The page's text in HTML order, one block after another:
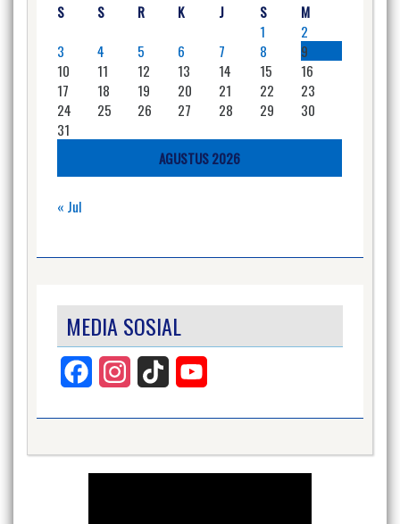
AGUSTUS 2026
S S R K J S
M
1
2
3
4 5 6 7 8
9
10
11 12 13 14 15
16
17
18 19 20 21 22
23
24
25 26 27 28 29
30
31
« Jul
MEDIA SOSIAL
Facebook InstagramTikTok